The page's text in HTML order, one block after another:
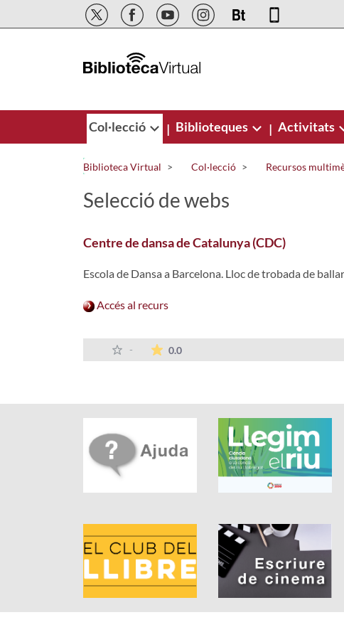
Salta al contingut principal
Col·lecció | Biblioteques | Activitats
Biblioteca Virtual Col·lecció Recursos
Selecció de webs
Centre de dansa de Catalunya (CDC)
Escola de Dansa a Barcelona. Lloc de trobada de
Accés al recurs
- 0.0La mitjana de les valoracions és